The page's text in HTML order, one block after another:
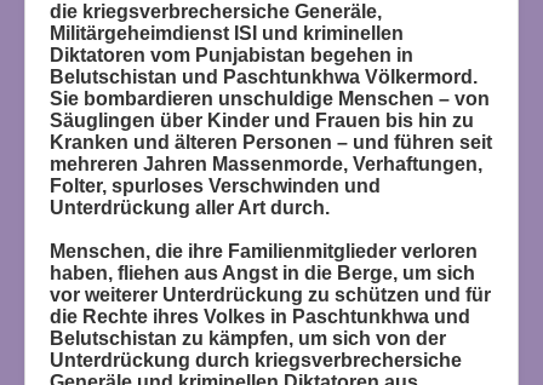
die kriegsverbrechersiche Generäle,
Militärgeheimdienst ISI und kriminellen
Diktatoren vom Punjabistan begehen in
Belutschistan und Paschtunkhwa Völkermord.
Sie bombardieren unschuldige Menschen – von
Säuglingen über Kinder und Frauen bis hin zu
Kranken und älteren Personen – und führen seit
mehreren Jahren Massenmorde, Verhaftungen,
Folter, spurloses Verschwinden und
Unterdrückung aller Art durch.
Menschen, die ihre Familienmitglieder verloren
haben, fliehen aus Angst in die Berge, um sich
vor weiterer Unterdrückung zu schützen und für
die Rechte ihres Volkes in Paschtunkhwa und
Belutschistan zu kämpfen, um sich von der
Unterdrückung durch kriegsverbrechersiche